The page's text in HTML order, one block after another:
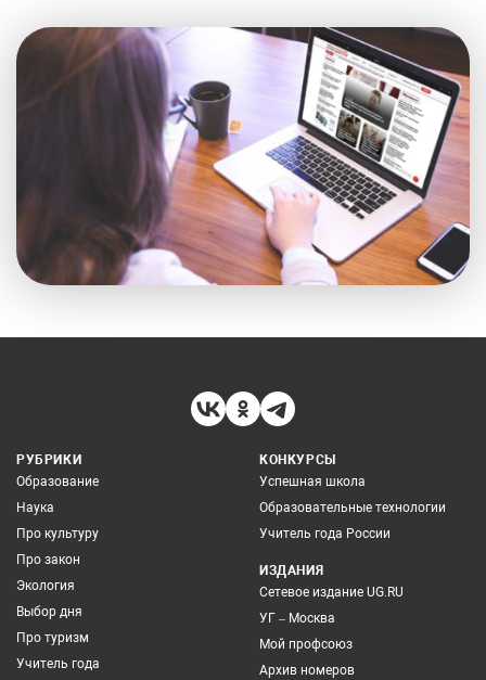
РУБРИКИ
Образование
Наука
Про культуру
Про закон
Экология
Выбор дня
Про туризм
Учитель года
КОНКУРСЫ
Успешная школа
Образовательные технологии
Учитель года России
ИЗДАНИЯ
Сетевое издание UG.RU
УГ – Москва
Мой профсоюз
Архив номеров